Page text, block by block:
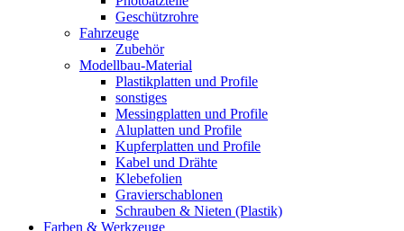
Geschützrohre
Fahrzeuge
Zubehör
Modellbau-Material
Plastikplatten und Profile
sonstiges
Messingplatten und Profile
Aluplatten und Profile
Kupferplatten und Profile
Kabel und Drähte
Klebefolien
Gravierschablonen
Schrauben & Nieten (Plastik)
Farben & Werkzeuge